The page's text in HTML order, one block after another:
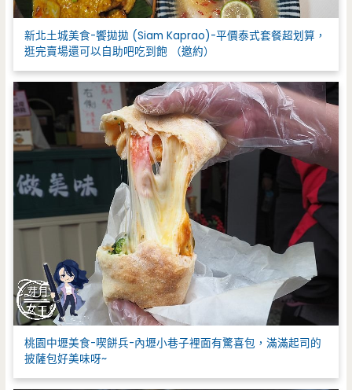
新北土城美食-饗拋拋 (Siam Kaprao)-平價泰式套餐超划算，
逛完賣場還可以自助吧吃到飽 （邀約）
桃園中壢美食-喫餅兵-內壢小巷子裡面有驚喜包，滿滿起司的
披薩包好美味呀~